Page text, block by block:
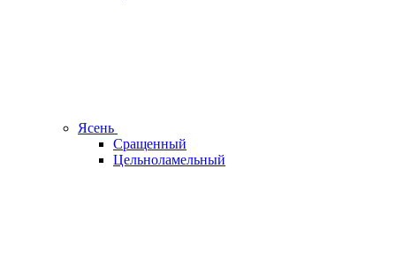
Ясень
Сращенный
Цельноламельный